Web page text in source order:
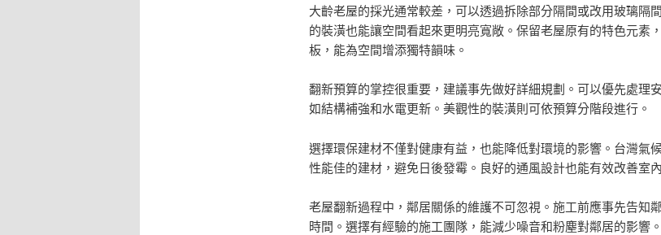
大齡老屋的採光通常較差，可以透過拆除部分隔間或改用玻璃隔
的裝潢也能讓空間看起來更明亮寬敞。保留老屋原有的特色元素
板，能為空間增添獨特韻味。
翻新預算的掌控很重要，建議事先做好詳細規劃。可以優先處理
如結構補強和水電更新。美觀性的裝潢則可依預算分階段進行。
選擇環保建材不僅對健康有益，也能降低對環境的影響。台灣氣
性能佳的建材，避免日後發霉。良好的通風設計也能有效改善室
老屋翻新過程中，鄰居關係的維護不可忽視。施工前應事先告知
時間。選擇有經驗的施工團隊，能減少噪音和粉塵對鄰居的影響。